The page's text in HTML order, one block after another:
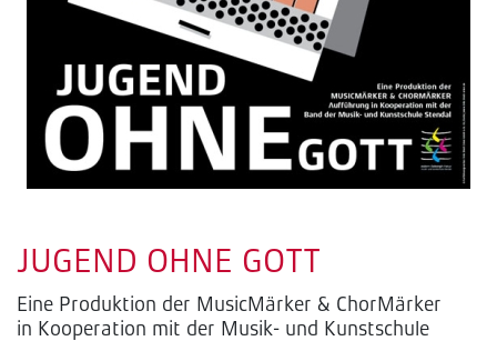
JUGEND OHNE GOTT
Eine Produktion der MusicMärker & ChorMärker
in Kooperation mit der Musik- und Kunstschule